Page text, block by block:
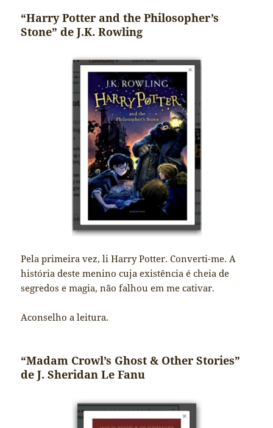
“Harry Potter and the Philosopher’s
Stone” de J.K. Rowling
Pela primeira vez, li Harry Potter. Converti-me. A
história deste menino cuja existência é cheia de
segredos e magia, não falhou em me cativar.
Aconselho a leitura.
“Madam Crowl’s Ghost & Other Stories”
de J. Sheridan Le Fanu